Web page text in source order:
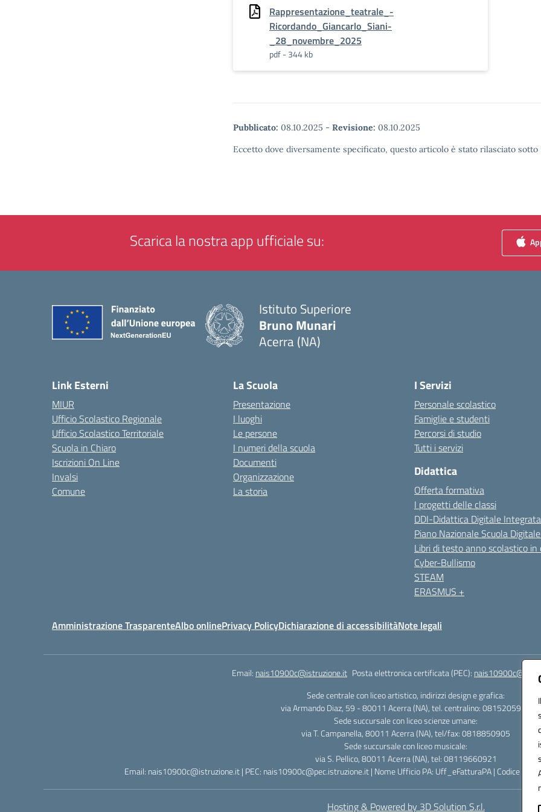
Rappresentazione_teatrale_-
Ricordando_Giancarlo_Siani-
_28_novembre_2025
pdf - 344 kb
Pubblicato: 08.10.2025 - Revisione: 08.10.2025
Eccetto dove diversamente specificato, questo articolo è stato rilasciato
Scarica la nostra app ufficiale su:
Istituto Superiore
Bruno Munari
Acerra (NA)
Link Esterni
MIUR
Ufficio Scolastico Regionale
Ufficio Scolastico Territoriale
Scuola in Chiaro
Iscrizioni On Line
Invalsi
Comune
La Scuola
Presentazione
I luoghi
Le persone
I numeri della scuola
Documenti
Organizzazione
La storia
I Servizi
Personale scolastico
Famiglie e studenti
Percorsi di studio
Tutti i servizi
Didattica
Offerta formativa
I progetti delle classi
DDI-Didattica Digitale Integrata
Piano Nazionale Scuola
Libri di testo anno scolastico in
Cyber-Bullismo
STEAM
ERASMUS +
Amministrazione TrasparenteAlbo onlinePrivacy PolicyDichiarazione di accessibilitàNote legali
Email: nais10900c@istruzione.it Posta elettronica certificata (PEC):
Sede centrale con liceo artistico, indirizzi design e grafica:
via Armando Diaz, 59 - 80011 Acerra (NA), tel. centralino: 0815205935
Sede succursale con liceo scienze umane:
via T. Campanella, 80011 Acerra (NA), tel/fax: 0818850905
Sede succursale con liceo musicale:
via S. Pellico, 80011 Acerra (NA), tel: 08119660921
Email: nais10900c@istruzione.it | PEC: nais10900c@pec.istruzione.it | Nome Ufficio PA: Uff_eFatturaPA | Codice
Hosting & Powered by 3D Solution S.r.l.